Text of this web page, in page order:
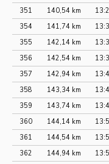
351
140,54 km
354
141,74 km
355
142,14 km
356
142,54 km
357
142,94 km
358
143,34 km
359
143,74 km
360
144,14 km
361
144,54 km
362
144,94 km